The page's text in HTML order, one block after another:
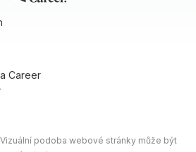
Career
podoba webové stránky může být